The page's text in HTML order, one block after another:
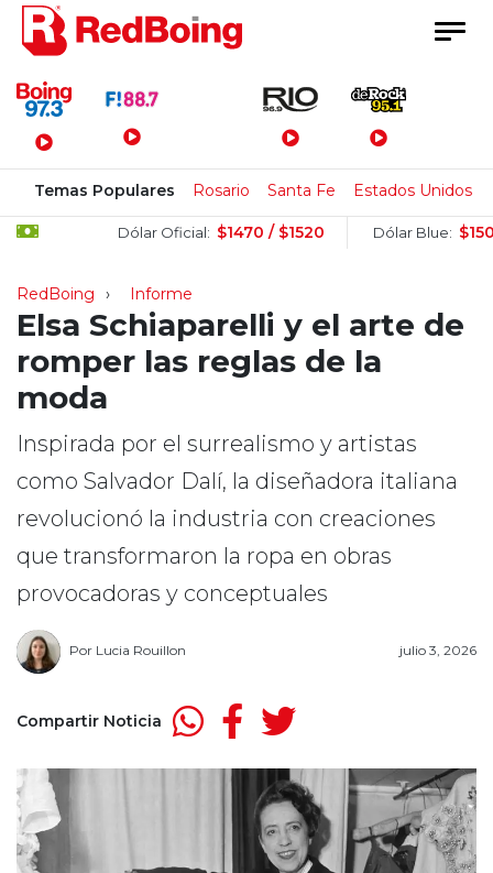
Menú Principal
Temas Populares Rosario Santa Fe Estados Unidos
Dólar Oficial: $1470 / $1520 Dólar Blue: $1505 /
RedBoing Informe
Elsa Schiaparelli y el arte de
romper las reglas de la
moda
Inspirada por el surrealismo y artistas
como Salvador Dalí, la diseñadora italiana
revolucionó la industria con creaciones
que transformaron la ropa en obras
provocadoras y conceptuales
Por Lucia Rouillon julio 3, 2026
Compartir Noticia